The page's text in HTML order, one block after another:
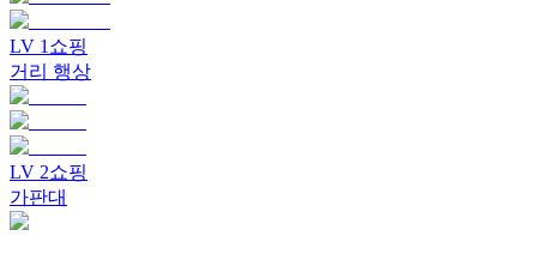
LV 1 쇼핑
거리 행상
LV 2쇼핑
가판대